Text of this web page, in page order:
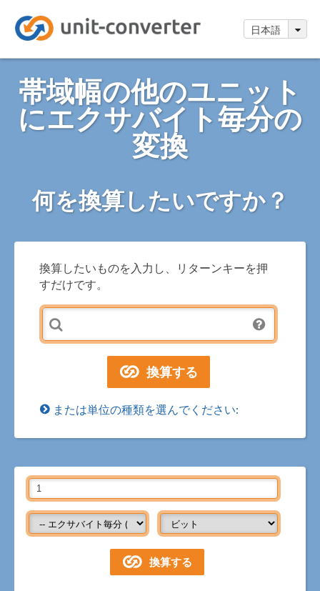
日本語
帯域幅の他のユニット
にエクサバイト毎分の
変換
何を換算したいですか？
換算したいものを入力し、リターンキーを押
すだけです。
または単位の種類を選んでください: